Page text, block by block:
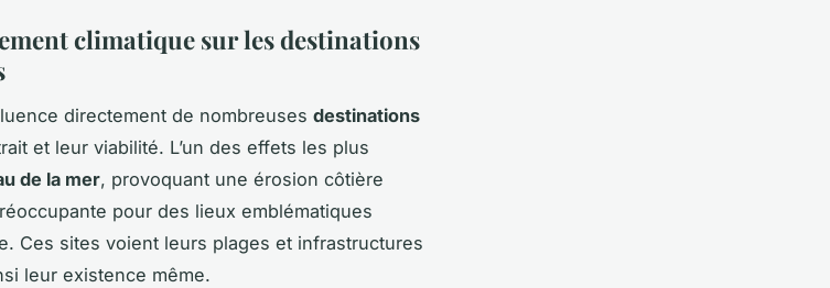
climatique sur les destinations
directement de nombreuses destinations
et leur viabilité. L’un des effets les plus
de la mer, provoquant une érosion côtière
pour des lieux emblématiques
Ces sites voient leurs plages et infrastructures
leur existence même.